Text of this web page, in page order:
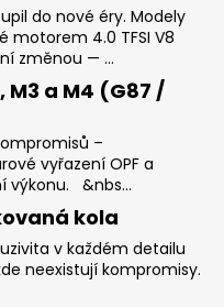
do nové éry. Modely
motorem 4.0 TFSI V8
změnou — ...
M3 a M4 (G87 /
–
vyřazení OPF a
výkonu. &nbs...
kola
v každém detailu
neexistují kompromisy.